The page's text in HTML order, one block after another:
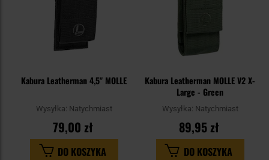
Kabura Leatherman 4,5" MOLLE
Wysyłka: Natychmiast
79,00 zł
DO KOSZYKA
Kabura Leatherman MOLLE V2 X-
Large - Green
Wysyłka: Natychmiast
89,95 zł
DO KOSZYKA